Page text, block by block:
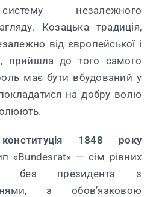
незалежного
Козацька традиція,
від європейської і
прийшла до того самого
має бути вбудований у
на добру волю
1848 року
«Bundesrat» — сім рівних
без президента з
з обов’язковою